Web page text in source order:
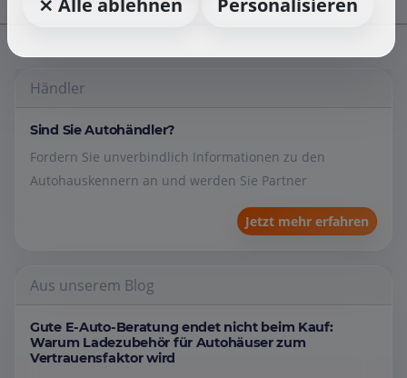
Händler
Sind Sie Autohändler?
Fordern Sie unverbindlich Informationen zu den
Autohauskennern an und werden Sie Partner
Jetzt mehr erfahren
Aus unserem Blog
Gute E-Auto-Beratung endet nicht beim Kauf:
Warum Ladezubehör für Autohäuser zum
Vertrauensfaktor wird
⨯ Alle ablehnen
Personalisieren